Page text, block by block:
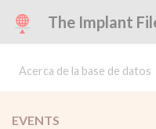
The Implant
Acerca de la base de datos
EVENTS